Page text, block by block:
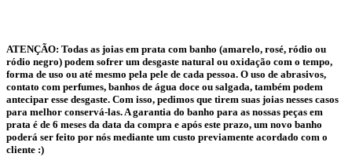
ATENÇÃO: Todas as joias em prata com banho (amarelo, rosé, ródio ou
ródio negro) podem sofrer um desgaste natural ou oxidação com o tempo,
forma de uso ou até mesmo pela pele de cada pessoa. O uso de abrasivos,
contato com perfumes, banhos de água doce ou salgada, também podem
antecipar esse desgaste. Com isso, pedimos que tirem suas joias nesses casos
para melhor conservá-las. A garantia do banho para as nossas peças em
prata é de 6 meses da data da compra e após este prazo, um novo banho
poderá ser feito por nós mediante um custo previamente acordado com o
cliente :)